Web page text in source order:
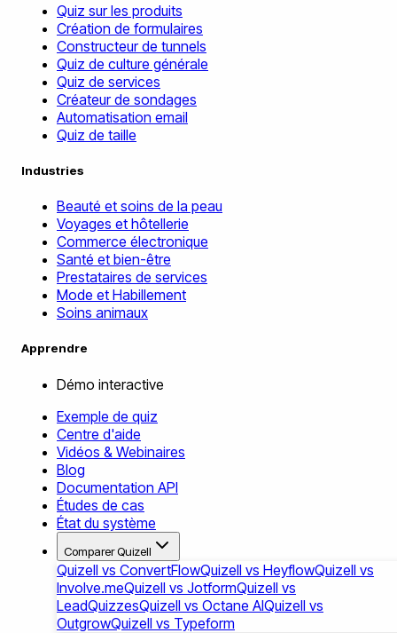
Quiz sur les produits
Création de formulaires
Constructeur de tunnels
Quiz de culture générale
Quiz de services
Créateur de sondages
Automatisation email
Quiz de taille
Industries
Beauté et soins de la peau
Voyages et hôtellerie
Commerce électronique
Santé et bien-être
Prestataires de services
Mode et Habillement
Soins animaux
Apprendre
Démo interactive
Exemple de quiz
Centre d'aide
Vidéos & Webinaires
Blog
Documentation API
Études de cas
État du système
Comparer Quizell
Quizell vs ConvertFlowQuizell vs HeyflowQuizell vs
Involve.meQuizell vs JotformQuizell vs
LeadQuizzesQuizell vs Octane AIQuizell vs
OutgrowQuizell vs Typeform